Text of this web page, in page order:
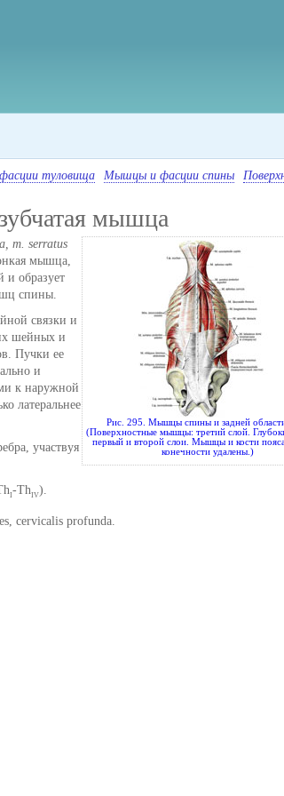
туловища Мышцы и фасции спины
мышца
Рис. 295. Мышцы спины и задней
(Поверхностные мышцы: третий слой.
первый и второй слои. Мышцы и кости
конечности удалены.)
m. serratus
мышца,
образует
спины.
связки и
шейных и
Пучки ее
и
к наружной
латеральнее
участвуя
I -ThIV).
cervicalis profunda.